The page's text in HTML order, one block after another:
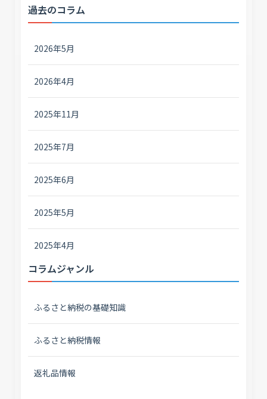
過去のコラム
2026年5月
2026年4月
2025年11月
2025年7月
2025年6月
2025年5月
2025年4月
コラムジャンル
ふるさと納税の基礎知識
ふるさと納税情報
返礼品情報